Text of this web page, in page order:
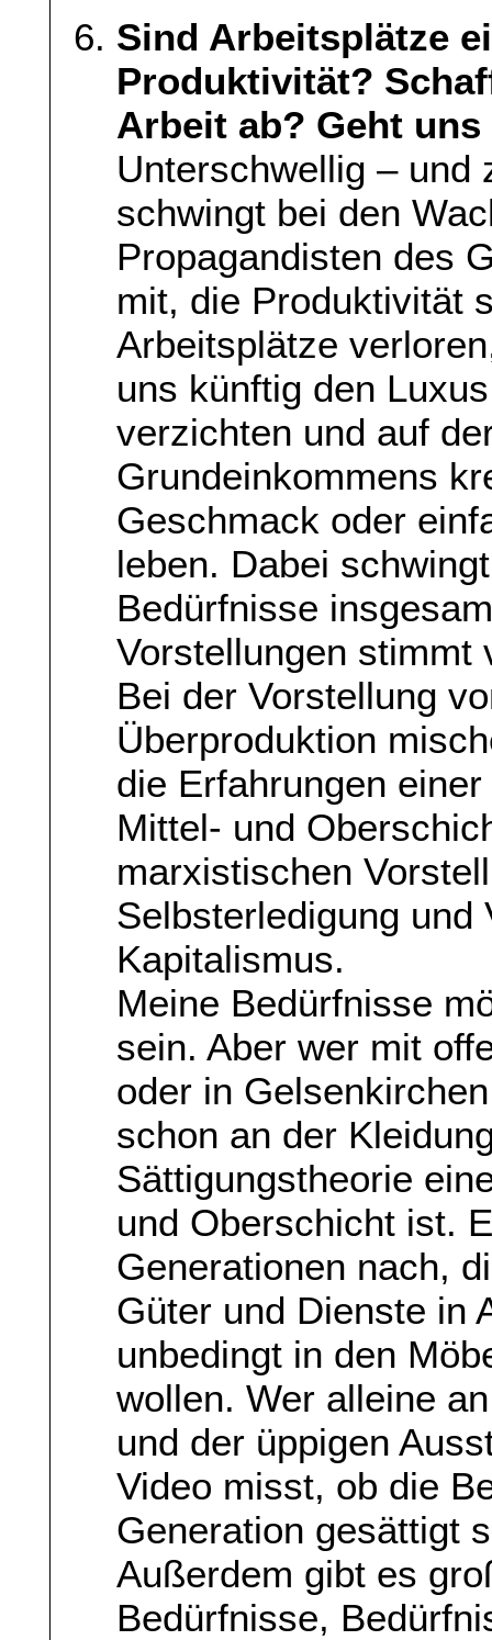
Sind Arbeitsplätze
Produktivität?
Arbeit ab? Geht
Unterschwellig – und
schwingt bei den
Propagandisten des
mit, die Produktivität
Arbeitsplätze
uns künftig den
verzichten und auf
Grundeinkommens
Geschmack oder
leben. Dabei
Bedürfnisse
Vorstellungen stimmt
Bei der Vorstellung
Überproduktion
die Erfahrungen
Mittel- und
marxistischen
Selbsterledigung und
Kapitalismus.
Meine Bedürfnisse
sein. Aber wer mit
oder in
schon an der
Sättigungstheorie
und Oberschicht ist.
Generationen nach,
Güter und Dienste in
unbedingt in den
wollen. Wer alleine
und der üppigen
Video misst, ob die
Generation gesättigt
Außerdem gibt es
Bedürfnisse,